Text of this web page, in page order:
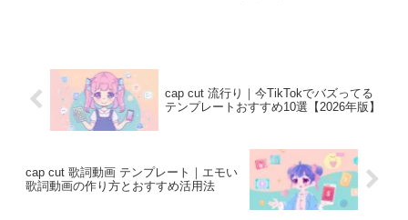
cap cut 流行り｜今TikTokでバズってる
テンプレートおすすめ10選【2026年版】
cap cut 歌詞動画 テンプレート｜エモい
歌詞動画の作り方とおすすめ活用法